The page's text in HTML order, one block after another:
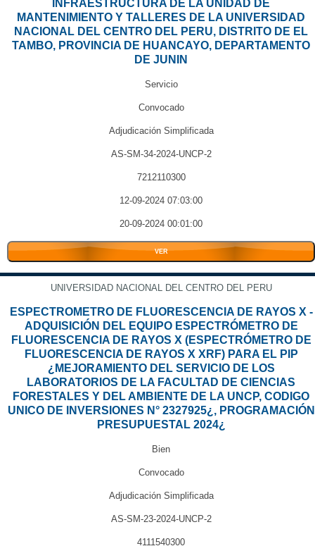
INFRAESTRUCTURA DE LA UNIDAD DE
MANTENIMIENTO Y TALLERES DE LA UNIVERSIDAD
NACIONAL DEL CENTRO DEL PERU, DISTRITO DE EL
TAMBO, PROVINCIA DE HUANCAYO, DEPARTAMENTO
DE JUNIN
Servicio
Convocado
Adjudicación Simplificada
AS-SM-34-2024-UNCP-2
7212110300
12-09-2024 07:03:00
20-09-2024 00:01:00
VER
UNIVERSIDAD NACIONAL DEL CENTRO DEL PERU
ESPECTROMETRO DE FLUORESCENCIA DE RAYOS X -
ADQUISICIÓN DEL EQUIPO ESPECTRÓMETRO DE
FLUORESCENCIA DE RAYOS X (ESPECTRÓMETRO DE
FLUORESCENCIA DE RAYOS X XRF) PARA EL PIP
¿MEJORAMIENTO DEL SERVICIO DE LOS
LABORATORIOS DE LA FACULTAD DE CIENCIAS
FORESTALES Y DEL AMBIENTE DE LA UNCP, CODIGO
UNICO DE INVERSIONES N° 2327925¿, PROGRAMACIÓN
PRESUPUESTAL 2024¿
Bien
Convocado
Adjudicación Simplificada
AS-SM-23-2024-UNCP-2
4111540300